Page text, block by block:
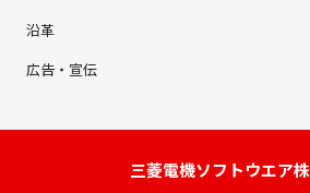
三菱電機ソフトウエア
沿革
広告・宣伝